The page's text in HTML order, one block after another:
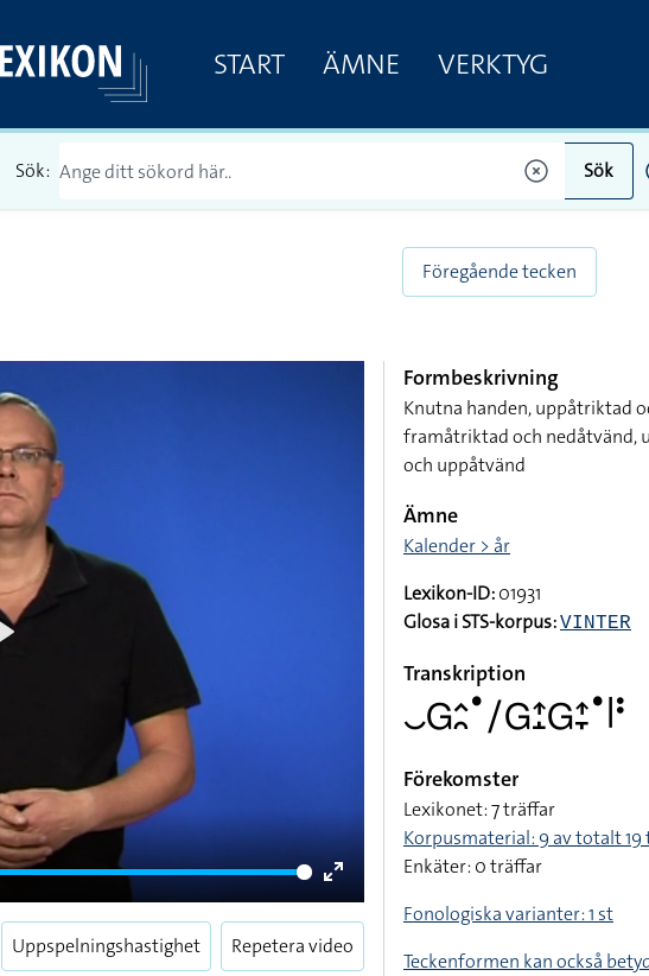
START ÄMNE VERKTYG
Sök: Sök
Föregående tecken
Enter
fullscreen
Uppspelningshastighet Repetera video
Formbeskrivning
Knutna handen, uppåtriktad
framåtriktad och nedåtvänd,
och uppåtvänd
Ämne
Kalender > år
Lexikon-ID:01931
Glosa i STS-korpus:VINTER
Transkription
􌤛􌤦􌤵􌥘􌤟􌥠􌤦􌤴􌤸􌤦􌤴􌥙􌤟􌥼􌥻
Förekomster
Lexikonet: 7 träffar
Korpusmaterial: 9 av totalt
Enkäter: 0 träffar
Fonologiska varianter: 1 st
Teckenformen kan också